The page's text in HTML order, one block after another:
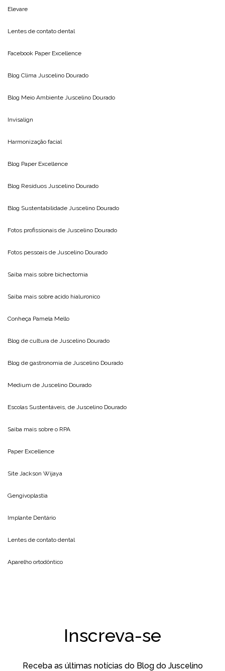
Elevare
Lentes de contato dental
Facebook Paper Excellence
Blog Clima Juscelino Dourado
Blog Meio Ambiente Juscelino Dourado
Invisalign
Harmonização facial
Blog Paper Excellence
Blog Resíduos Juscelino Dourado
Blog Sustentabilidade Juscelino Dourado
Fotos profissionais de Juscelino Dourado
Fotos pessoais de Juscelino Dourado
Saiba mais sobre bichectomia
Saiba mais sobre acido hialuronico
Conheça Pamela Mello
Blog de cultura de Juscelino Dourado
Blog de gastronomia de Juscelino Dourado
Medium de Juscelino Dourado
Escolas Sustentáveis, de Juscelino Dourado
Saiba mais sobre o RPA
Paper Excellence
Site Jackson Wijaya
Gengivoplastia
Implante Dentário
Lentes de contato dental
Aparelho ortodôntico
Inscreva-se
Receba as últimas notícias do Blog do Juscelino